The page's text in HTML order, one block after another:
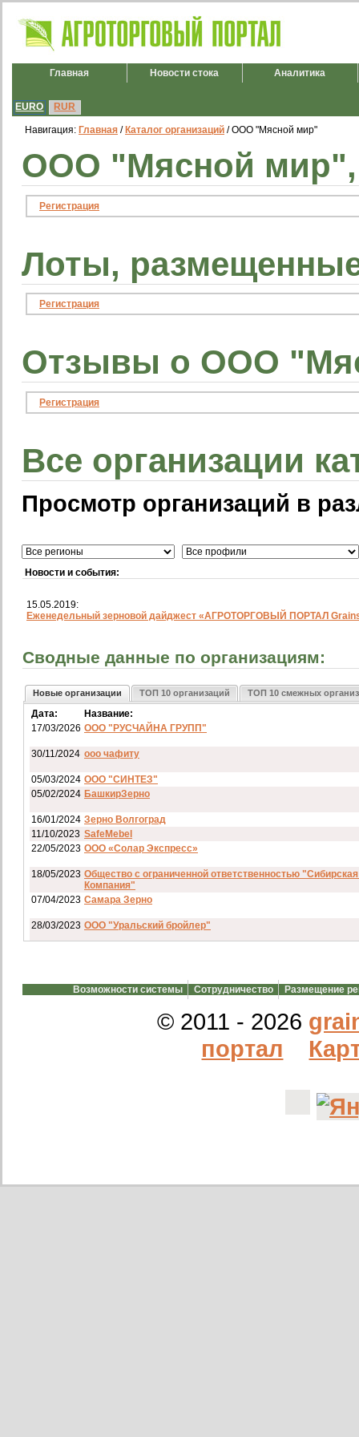
Главная Новости стока Аналитика
EURO RUR
Навигация: Главная / Каталог организаций / ООО "Мясной мир"
ООО "Мясной мир",
Регистрация
Лоты,
Регистрация
Отзывы о ООО
Регистрация
Все организации
Просмотр организаций в
Новости и события:
15.05.2019:
Еженедельный зерновой дайджест «АГРОТОРГОВЫЙ ПОРТАЛ
Сводные данные по организациям:
Новые организации ТОП 10 организаций ТОП 10 смежных
Дата:
Название:
17/03/2026 ООО "РУСЧАЙНА ГРУПП"
30/11/2024 ооо чафиту
05/03/2024 ООО "СИНТЕЗ"
05/02/2024 БашкирЗерно
16/01/2024 Зерно Волгоград
11/10/2023 SafeMebel
22/05/2023 ООО «Солар Экспресс»
18/05/2023 Общество с ограниченной ответственностью
Компания"
07/04/2023 Самара Зерно
28/03/2023 ООО "Уральский бройлер"
20/02/2023 GREENKO
Возможности системы Сотрудничество Размещение
© 2011 - 2026
портал